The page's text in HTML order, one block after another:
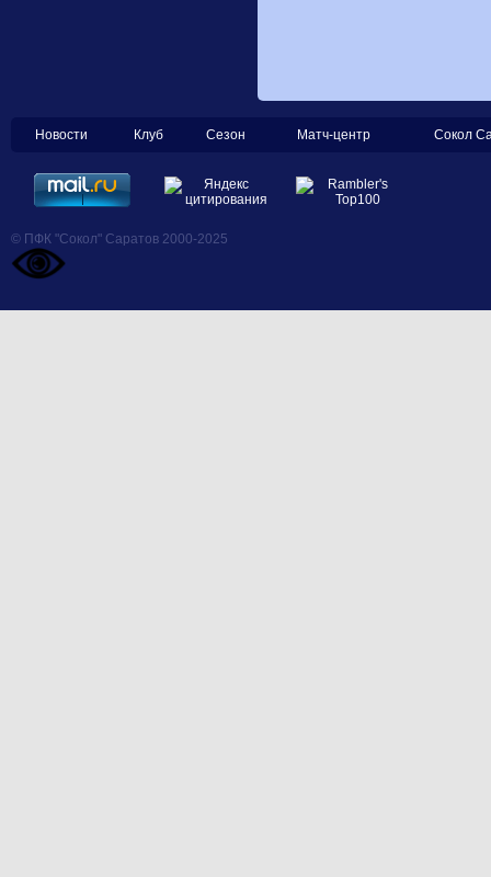
Новости Клуб Сезон Матч-центр Сокол
© ПФК "Сокол" Саратов 2000-2025